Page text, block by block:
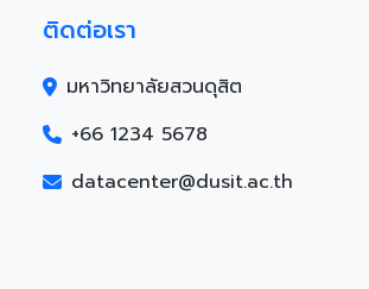
ติดต่อเรา
มหาวิทยาลัยสวนดุสิต
+66 1234 5678
datacenter@dusit.ac.th